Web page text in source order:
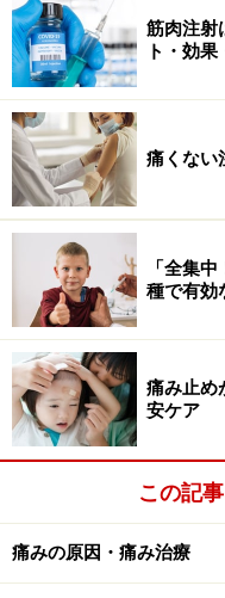
患者さんの息がとまった
医の緊張はピークを迎え
麻酔開始時の人工呼吸
を覆う柔らかいマスク
吸により、患者さんの
た後、麻酔科医は気管
行います。気管内挿
向けて、酸素を送る
送る管は気管内挿管
まで、年齢や体格に
あります。気管内挿
入しますが、手術に
入れる場合や、のどに
合もあります。
気管内挿管チューブの
人女性では7.5mm、
の気管内挿管チュー
筋肉注射
ト・効果
痛くない
「全集
種で有効
痛み止め
安ケア
この記
痛みの原因・痛み治療